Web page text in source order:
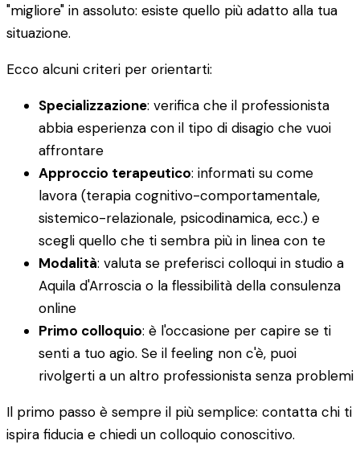
"migliore" in assoluto: esiste quello più adatto alla tua
situazione.
Ecco alcuni criteri per orientarti:
Specializzazione: verifica che il professionista
abbia esperienza con il tipo di disagio che vuoi
affrontare
Approccio terapeutico: informati su come
lavora (terapia cognitivo-comportamentale,
sistemico-relazionale, psicodinamica, ecc.) e
scegli quello che ti sembra più in linea con te
Modalità: valuta se preferisci colloqui in studio a
Aquila d'Arroscia o la flessibilità della consulenza
online
Primo colloquio: è l'occasione per capire se ti
senti a tuo agio. Se il feeling non c'è, puoi
rivolgerti a un altro professionista senza problemi
Il primo passo è sempre il più semplice: contatta chi ti
ispira fiducia e chiedi un colloquio conoscitivo.